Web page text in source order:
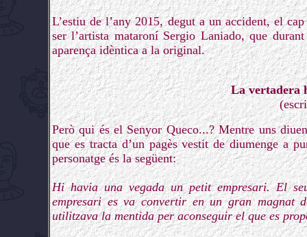
L’estiu de l’any 2015, degut a un accident, el
ser l’artista mataroní Sergio Laniado, que
aparença idèntica a la original.
La vertadera
Però qui és el Senyor Queco...? Mentre uns
que es tracta d’un pagès vestit de diumenge a
personatge és la següent:
Hi havia una vegada un petit empresari. El
empresari es va convertir en un gran magnat
utilitzava la mentida per aconseguir el que es